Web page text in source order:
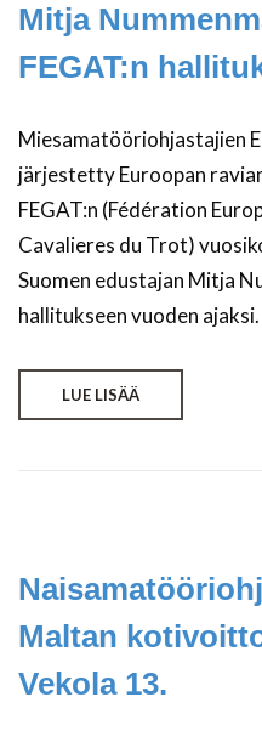
Mitja
FEGAT:n
Miesamatööriohjastajien
järjestetty Euroopan
FEGAT:n (Fédération
Cavalieres du Trot)
Suomen edustajan Mitja
hallitukseen vuoden ajaksi.
LUE LISÄÄ
Maltan
Vekola 13.